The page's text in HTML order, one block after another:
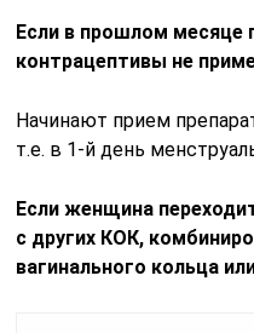
Если в прошлом месяце
контрацептивы не
Начинают прием
т.е. в 1-й день
Если женщина
с других КОК,
вагинального кольца